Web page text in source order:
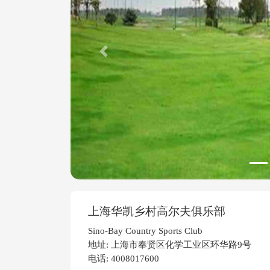
Previous
上海华凯乡村高尔夫俱乐部
Sino-Bay Country Sports Club
地址: 上海市奉贤区化学工业区环华路9号
电话: 4008017600